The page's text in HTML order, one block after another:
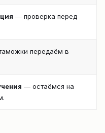
— проверка перед
передаём в
— остаёмся на